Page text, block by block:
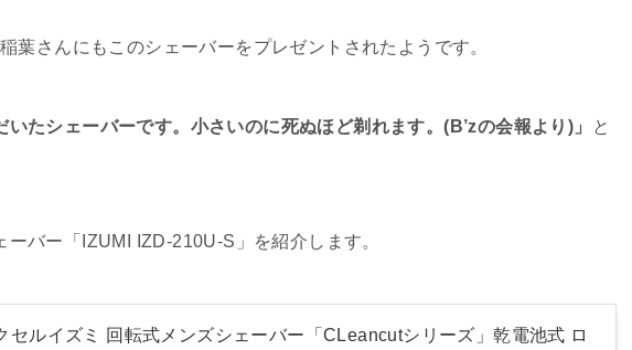
葉さんにもこのシェーバーをプレゼントされたようです。
いたシェーバーです。小さいのに死ぬほど剃れます。(B’zの会報より)」
と
バー「IZUMI IZD-210U-S」を紹介します。
セルイズミ 回転式メンズシェーバー「CLeancutシリーズ」乾電池式 ロ